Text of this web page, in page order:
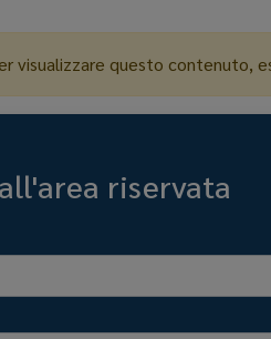
visualizzare questo contenuto,
riservata